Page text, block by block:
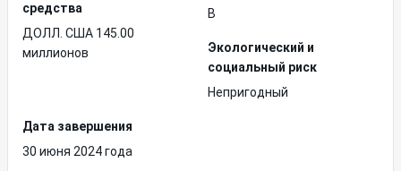
средства
ДОЛЛ. США 145.00
миллионов
B
Экологический и
социальный риск
Непригодный
Дата завершения
30 июня 2024 года